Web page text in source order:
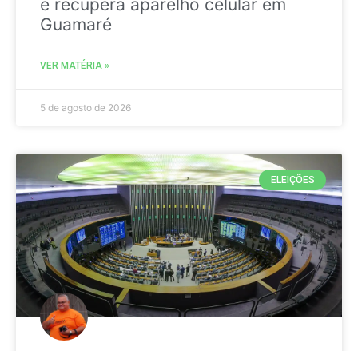
e recupera aparelho celular em
Guamaré
VER MATÉRIA »
5 de agosto de 2026
ELEIÇÕES